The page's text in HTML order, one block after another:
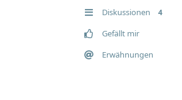
Diskussionen 4
Gefällt mir
Erwähnungen